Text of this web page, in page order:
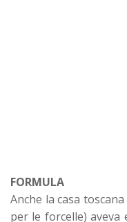
FORMULA
Anche la casa
per le forcelle)